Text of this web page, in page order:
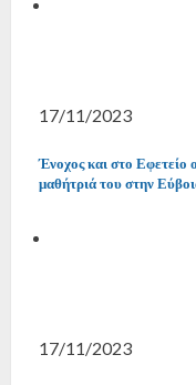
17/11/2023
Ένοχος και στο Εφετείο
μαθήτριά του στην
17/11/2023